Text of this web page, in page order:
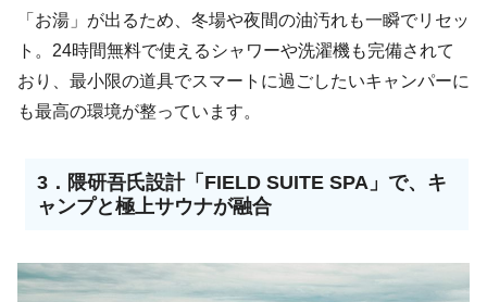
「お湯」が出るため、冬場や夜間の油汚れも一瞬でリセッ
ト。24時間無料で使えるシャワーや洗濯機も完備されて
おり、最小限の道具でスマートに過ごしたいキャンパーに
も最高の環境が整っています。
3．隈研吾氏設計「FIELD SUITE SPA」で、キ
ャンプと極上サウナが融合